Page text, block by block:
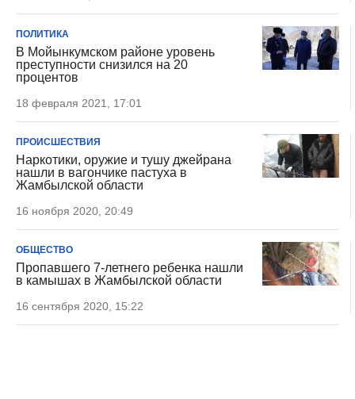
ПОЛИТИКА
В Мойынкумском районе уровень
преступности снизился на 20
процентов
18 февраля 2021, 17:01
ПРОИСШЕСТВИЯ
Наркотики, оружие и тушу джейрана
нашли в вагончике пастуха в
Жамбылской области
16 ноября 2020, 20:49
ОБЩЕСТВО
Пропавшего 7-летнего ребенка нашли
в камышах в Жамбылской области
16 сентября 2020, 15:22